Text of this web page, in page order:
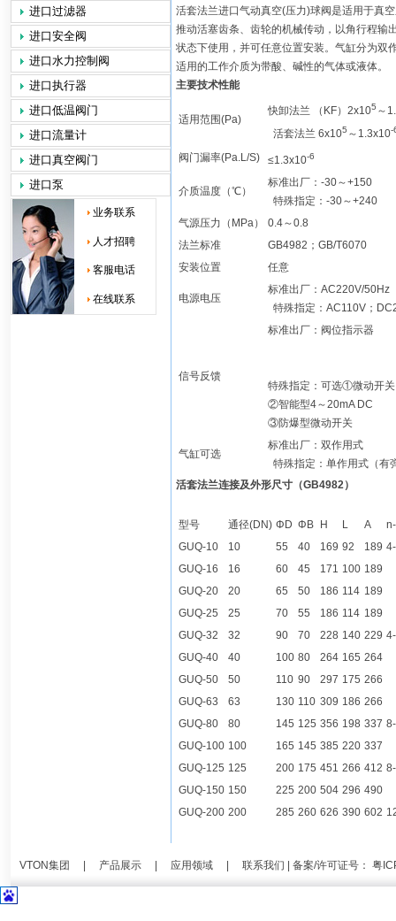
进口过滤器
进口安全阀
进口水力控制阀
进口执行器
进口低温阀门
进口流量计
进口真空阀门
进口泵
业务联系
人才招聘
客服电话
在线联系
活套法兰进口气动真空(压力)球阀是适用于真
推动活塞齿条、齿轮的机械传动，以角行程输
状态下使用，并可任意位置安装。气缸分为双
适用的工作介质为带酸、碱性的气体或液体。
主要技术性能
适用范围(Pa)
快卸法兰 （KF）2x105 ～
活套法兰 6x105 ～1.3x10-
阀门漏率(Pa.L/S) ≤1.3x10-6
介质温度（℃）
标准出厂：-30～+150
特殊指定：-30～+240
气源压力（MPa）
0.4～0.8
法兰标准
GB4982；GB/T6070
安装位置
任意
电源电压
标准出厂：AC220V/50Hz
特殊指定：AC110V；
信号反馈
标准出厂：阀位指示器
特殊指定：可选①微动开关
②智能型4～20mA DC
③防爆型微动开关
气缸可选
标准出厂：双作用式
特殊指定：单作用式（有
活套法兰连接及外形尺寸（GB4982）
型号 通径(DN) ΦD ΦB H L A
GUQ-10
10 55 40 169 92 189
GUQ-16
16 60 45 171 100 189
GUQ-20
20 65 50 186 114 189
GUQ-25
25 70 55 186 114 189
GUQ-32
32 90 70 228 140 229
GUQ-40
40 100 80 264 165 264
GUQ-50
50 110 90 297 175 266
GUQ-63
63 130 110 309 186 266
GUQ-80
80 145 125 356 198 337
GUQ-100 100 165 145 385 220 337
GUQ-125 125 200 175 451 266 412
GUQ-150 150 225 200 504 296 490
GUQ-200 200 285 260 626 390 602
VTON集团 产品展示 应用领域 联系我们 | 备案/许可证号： 粤